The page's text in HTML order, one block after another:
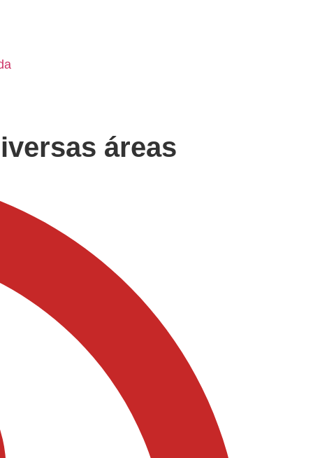
áreas